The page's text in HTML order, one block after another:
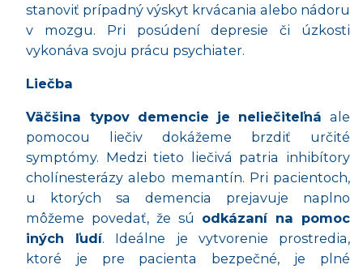
stanoviť prípadný výskyt krvácania alebo nádoru
v mozgu. Pri posúdení depresie či úzkosti
vykonáva svoju prácu psychiater.
Liečba
Väčšina typov demencie je neliečiteľná ale
pomocou liečiv dokážeme brzdiť určité
symptómy. Medzi tieto liečivá patria inhibítory
cholínesterázy alebo memantín. Pri pacientoch,
u ktorých sa demencia prejavuje naplno
môžeme povedať, že sú odkázaní na pomoc
iných ľudí. Ideálne je vytvorenie prostredia,
ktoré je pre pacienta bezpečné, je plné